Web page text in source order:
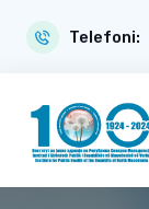
Telefoni: